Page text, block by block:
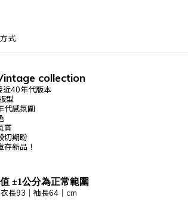
式
collection
近40年代版本
型
代感氛圍
質
切期盼
新品！
±1公分為正常範圍
長93｜袖長64｜cm